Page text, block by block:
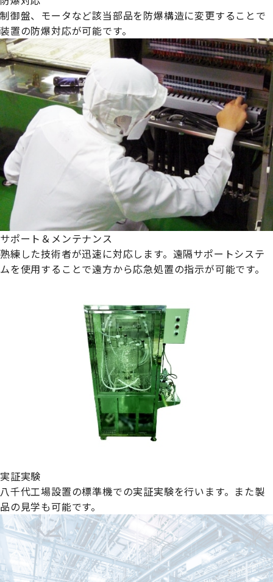
制御盤、モータなど該当部品を防爆構造に変更することで
装置の防爆対応が可能です。
サポート＆メンテナンス
熟練した技術者が迅速に対応します。遠隔サポートシステ
ムを使用することで遠方から応急処置の指示が可能です。
実証実験
八千代工場設置の標準機での実証実験を行います。また製
品の見学も可能です。